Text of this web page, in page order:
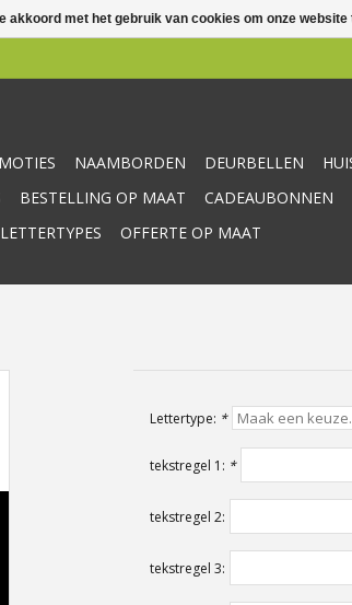
NAAMBORDEN DEURBELLEN
BESTELLING OP MAAT CADEAUBONNEN
OFFERTE OP MAAT
Lettertype: *
tekstregel 1: *
tekstregel 2:
tekstregel 3:
akkoord met het gebruik van cookies om onze